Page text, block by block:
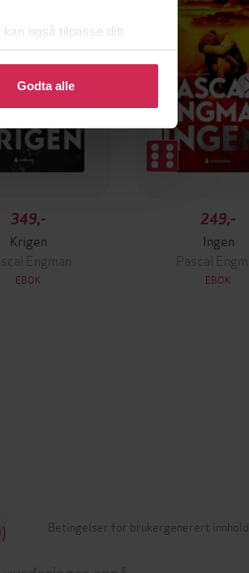
også tilpasse ditt
endre ditt samtykke.
Godta alle
349,-
Krigen
Engman
EBOK
249,-
Ingen
Pascal
EBOK
Betingelser for brukergenerert innhold